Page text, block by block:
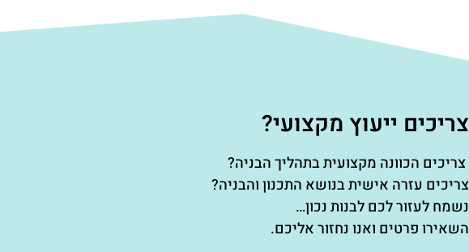
צריכים ייעוץ מקצועי?
צריכים הכוונה מקצועית בתהליך הבניה?
צריכים עזרה אישית בנושא התכנון והבניה?
נשמח לעזור לכם לבנות נכון…
השאירו פרטים ואנו נחזור אליכם.